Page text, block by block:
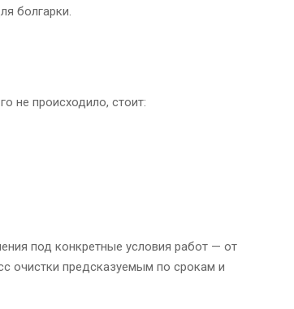
болгарки.
не происходило, стоит:
под конкретные условия работ — от
очистки предсказуемым по срокам и